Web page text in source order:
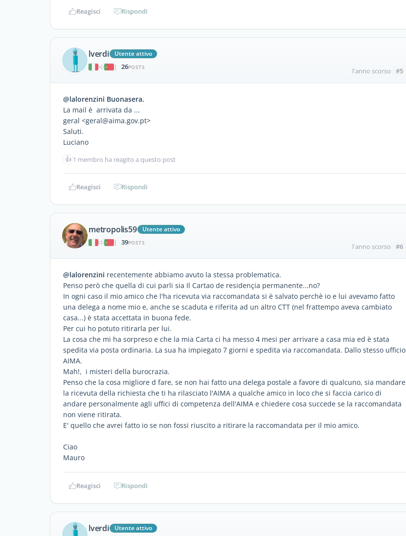
Reagisci Rispondi
lverdi
Utente attivo
|
26POSTS l'anno scorso #5
@lalorenzini Buonasera.
La mail è arrivata da ...
geral <geral@aima.gov.pt>
Saluti.
Luciano
👍 1 membro ha reagito a questo post
Reagisci Rispondi
metropolis59
Utente attivo
|
39POSTS l'anno scorso #6
@lalorenzini recentemente abbiamo avuto la stessa problematica.
Penso però che quella di cui parli sia Il Cartao de residençia permanente...no?
In ogni caso il mio amico che l'ha ricevuta via raccomandata si è salvato perchè io e lui avevamo fatto
una delega a nome mio e, anche se scaduta e riferita ad un altro CTT (nel frattempo aveva cambiato
casa...) è stata accettata in buona fede.
Per cui ho potuto ritirarla per lui.
La cosa che mi ha sorpreso e che la mia Carta ci ha messo 4 mesi per arrivare a casa mia ed è stata
spedita via posta ordinaria. La sua ha impiegato 7 giorni e spedita via raccomandata. Dallo stesso ufficio
AIMA.
Mah!, i misteri della burocrazia.
Penso che la cosa migliore d fare, se non hai fatto una delega postale a favore di qualcuno, sia mandare
la ricevuta della richiesta che ti ha rilasciato l'AIMA a qualche amico in loco che si faccia carico di
andare personalmente agli uffici di competenza dell'AIMA e chiedere cosa succede se la raccomandata
non viene ritirata.
E' quello che avrei fatto io se non fossi riuscito a ritirare la raccomandata per il mio amico.
Ciao
Mauro
Reagisci Rispondi
lverdi Utente attivo